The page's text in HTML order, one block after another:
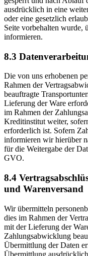
ausdrücklich in eine
oder eine gesetzlich
Seite vorbehalten wurde,
informieren.
8.3
Die von uns erhobenen
Rahmen der
beauftragte
Lieferung der Ware
im Rahmen der
Kreditinstitut weiter,
erforderlich ist. Sofern
informieren wir hierüber
für die Weitergabe der
GVO.
8.4
und Warenversand
Wir übermitteln
dies im Rahmen der
mit der Lieferung der
Zahlungsabwicklung
Übermittlung der Daten
Übermittlung